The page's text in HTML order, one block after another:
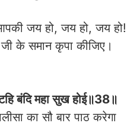
जय हो, जय हो, जय हो!
के समान कृपा कीजिए।
बंदि महा सुख होई॥38॥
का सौ बार पाठ करेगा